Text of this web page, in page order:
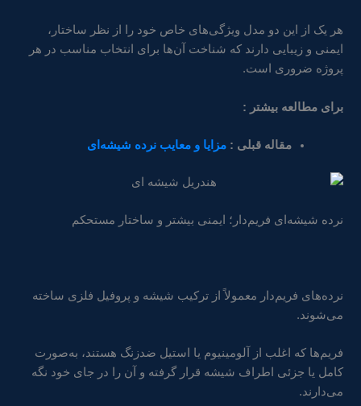
هر یک از این دو مدل ویژگی‌های خاص خود را از نظر ساختار،
ایمنی و زیبایی دارند که شناخت آن‌ها برای انتخاب مناسب در هر
پروژه ضروری است.
برای مطالعه بیشتر :
مقاله قبلی :مزایا و معایب نرده شیشه‌ای
نرده شیشه‌ای فریم‌دار؛ ایمنی بیشتر و ساختار مستحکم
نرده‌های فریم‌دار معمولاً از ترکیب شیشه و پروفیل فلزی ساخته
می‌شوند.
فریم‌ها که اغلب از آلومینیوم یا استیل ضدزنگ هستند، به‌صورت
کامل یا جزئی اطراف شیشه قرار گرفته و آن را در جای خود نگه
می‌دارند.